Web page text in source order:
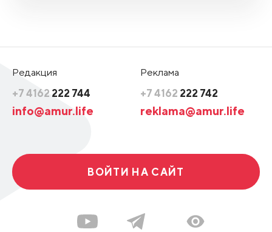
Редакция
+7 4162 222 744
info@amur.life
Реклама
+7 4162 222 742
reklama@amur.life
ВОЙТИ НА САЙТ